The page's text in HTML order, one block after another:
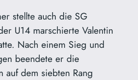
stellte auch die SG
U14 marschierte Valentin
Nach einem Sieg und
beendete er die
auf dem siebten Rang